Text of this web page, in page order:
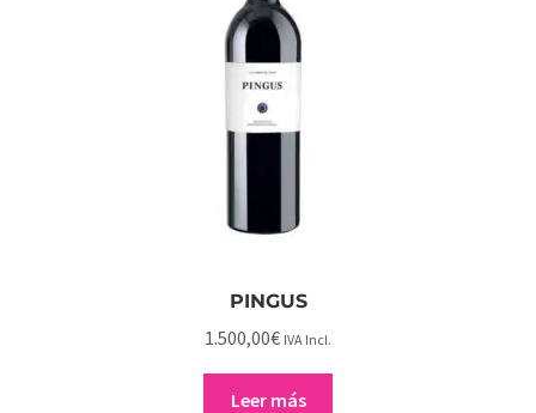
PINGUS
1.500,00€ IVA Incl.
Leer más